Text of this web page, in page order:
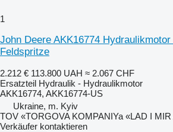
1
John Deere AKK16774
Feldspritze
2.212 € 113.800 UAH ≈ 2.067 CHF
Ersatzteil Hydraulik - Hydraulikmotor
AKK16774, AKK16774-US
Ukraine, m. Kyiv
TOV «TORGOVA KOMPANIYa «LAD I
Verkäufer kontaktieren